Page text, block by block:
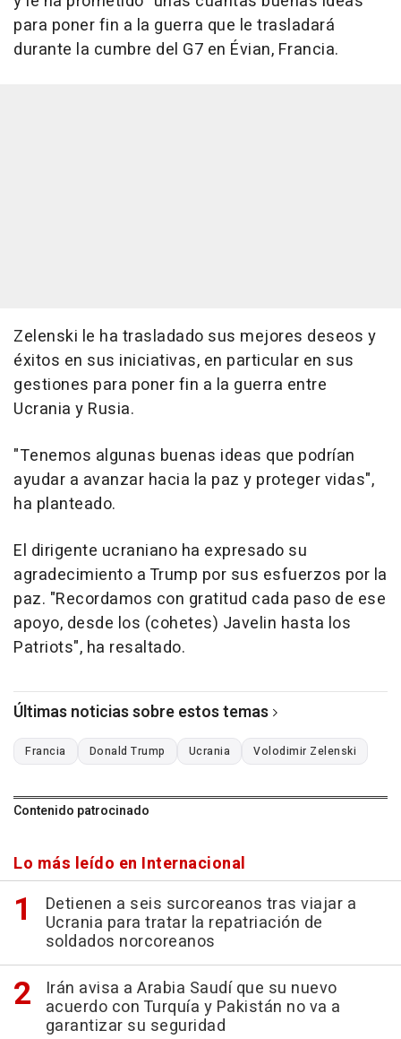
para poner fin a la guerra que le trasladará
durante la cumbre del G7 en Évian, Francia.
Zelenski le ha trasladado sus mejores deseos y
éxitos en sus iniciativas, en particular en sus
gestiones para poner fin a la guerra entre
Ucrania y Rusia.
"Tenemos algunas buenas ideas que podrían
ayudar a avanzar hacia la paz y proteger vidas",
ha planteado.
El dirigente ucraniano ha expresado su
agradecimiento a Trump por sus esfuerzos por la
paz. "Recordamos con gratitud cada paso de ese
apoyo, desde los (cohetes) Javelin hasta los
Patriots", ha resaltado.
Últimas noticias sobre estos temas
Francia Donald Trump Ucrania Volodimir Zelenski
Contenido patrocinado
Lo más leído en Internacional
Detienen a seis surcoreanos tras viajar a
Ucrania para tratar la repatriación de
soldados norcoreanos
Irán avisa a Arabia Saudí que su nuevo
acuerdo con Turquía y Pakistán no va a
garantizar su seguridad